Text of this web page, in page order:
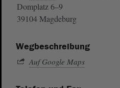
Domplatz 6–9
39104 Magdeburg
Wegbeschreibung
Auf Google Maps